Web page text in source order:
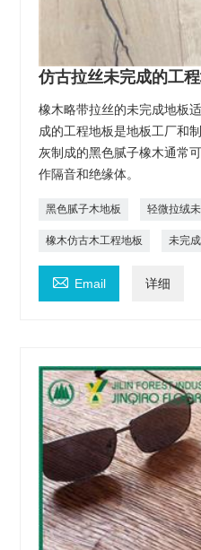
仿古拉丝未完成的工
橡木略带拉丝的未完成地板
成的工程地板是地板工厂和
灰制成的黑色腻子橡木通常
作隔音和绝缘体。
黑色腻子木地板 轻微拉绒
橡木仿古木工程地板 未完
 Email 详细